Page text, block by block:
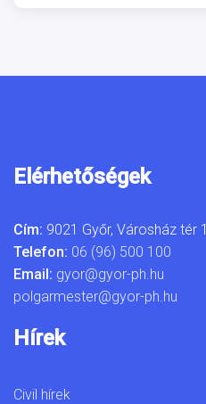
Elérhetőségek
Cím: 9021 Győr, Városház tér 1.
Telefon: 06 (96) 500 100
Email: gyor@gyor-ph.hu
polgarmester@gyor-ph.hu
Hírek
Civil hírek